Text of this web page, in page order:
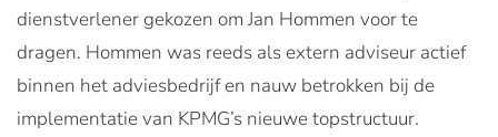
dienstverlener gekozen om Jan Hommen voor te
dragen. Hommen was reeds als extern adviseur actief
binnen het adviesbedrijf en nauw betrokken bij de
implementatie van KPMG’s nieuwe topstructuur.